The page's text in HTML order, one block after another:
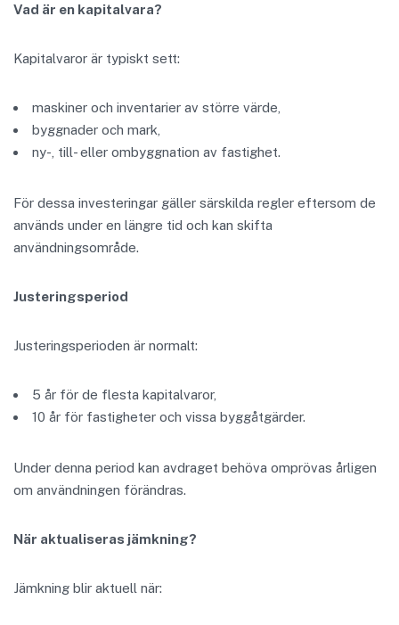
Vad är en kapitalvara?
Kapitalvaror är typiskt sett:
maskiner och inventarier av större värde,
byggnader och mark,
ny-, till- eller ombyggnation av fastighet.
För dessa investeringar gäller särskilda regler eftersom de
används under en längre tid och kan skifta
användningsområde.
Justeringsperiod
Justeringsperioden är normalt:
5 år för de flesta kapitalvaror,
10 år för fastigheter och vissa byggåtgärder.
Under denna period kan avdraget behöva omprövas årligen
om användningen förändras.
När aktualiseras jämkning?
Jämkning blir aktuell när: